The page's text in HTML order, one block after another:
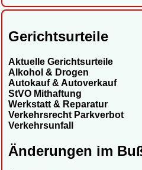
Gerichtsurteile
Aktuelle Gerichtsurteile
Alkohol & Drogen
Autokauf & Autoverkauf
StVO Mithaftung
Werkstatt & Reparatur
Verkehrsrecht Parkverbot
Verkehrsunfall
Änderungen im